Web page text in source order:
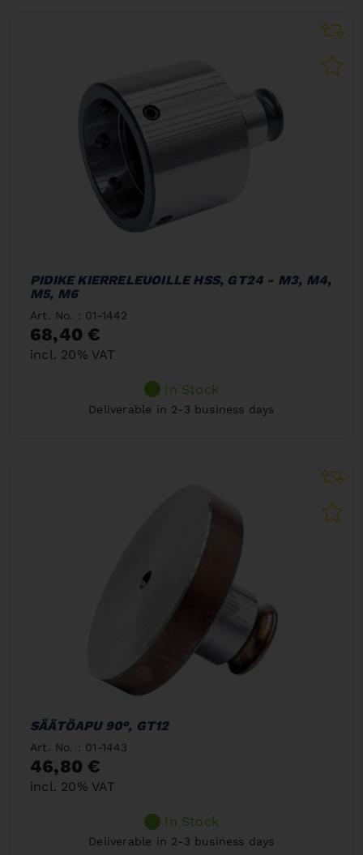
PIDIKE KIERRELEUOILLE HSS, GT24 - M3, M4,
M5, M6
Art. No. : 01-1442
68,40 €
incl. 20% VAT
In Stock
Deliverable in 2-3 business days
SÄÄTÖAPU 90°, GT12
Art. No. : 01-1443
46,80 €
incl. 20% VAT
In Stock
Deliverable in 2-3 business days